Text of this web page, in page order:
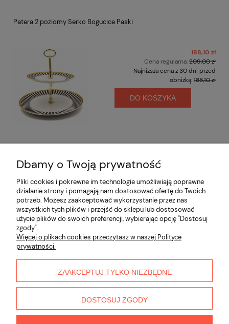
Patera 2 poziomy Serko Bogucice Paski
188,10 zł
Cena regularna:209,00 zł
Najniższa cena z 30 dni przed
obniżką:188,10 zł
DO KOSZYKA
Opinie o produkcie (0)
Informacje
Płatności i dostawa
O nas
Dbamy o Twoją prywatność
Pliki cookies i pokrewne im technologie umożliwiają poprawne
działanie strony i pomagają nam dostosować ofertę do Twoich
potrzeb. Możesz zaakceptować wykorzystanie przez nas
wszystkich tych plików i przejść do sklepu lub dostosować
użycie plików do swoich preferencji, wybierając opcję "Dostosuj
zgody".
Więcej o plikach cookies przeczytasz w naszej Polityce
prywatności.
ZAAKCEPTUJ TYLKO NIEZBĘDNE
DOSTOSUJ ZGODY